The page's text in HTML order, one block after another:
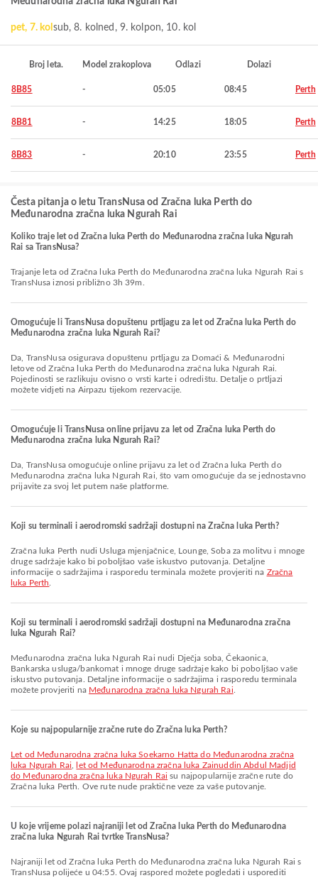
pet, 7. kol sub, 8. kol ned, 9. kol pon, 10. kol
Broj leta. Model zrakoplova Odlazi Dolazi
8B85 - 05:05 08:45 Perth
8B81 - 14:25 18:05 Perth
8B83 - 20:10 23:55 Perth
Česta pitanja o letu TransNusa od Zračna luka Perth do
Međunarodna zračna luka Ngurah Rai
Koliko traje let od Zračna luka Perth do Međunarodna zračna luka Ngurah
Rai sa TransNusa?
Trajanje leta od Zračna luka Perth do Međunarodna zračna luka Ngurah Rai s
TransNusa iznosi približno 3h 39m.
Omogućuje li TransNusa dopuštenu prtljagu za let od Zračna luka Perth do
Međunarodna zračna luka Ngurah Rai?
Da, TransNusa osigurava dopuštenu prtljagu za Domaći & Međunarodni
letove od Zračna luka Perth do Međunarodna zračna luka Ngurah Rai.
Pojedinosti se razlikuju ovisno o vrsti karte i odredištu. Detalje o prtljazi
možete vidjeti na Airpazu tijekom rezervacije.
Omogućuje li TransNusa online prijavu za let od Zračna luka Perth do
Međunarodna zračna luka Ngurah Rai?
Da, TransNusa omogućuje online prijavu za let od Zračna luka Perth do
Međunarodna zračna luka Ngurah Rai, što vam omogućuje da se jednostavno
prijavite za svoj let putem naše platforme.
Koji su terminali i aerodromski sadržaji dostupni na Zračna luka Perth?
Zračna luka Perth nudi Usluga mjenjačnice, Lounge, Soba za molitvu i mnoge
druge sadržaje kako bi poboljšao vaše iskustvo putovanja. Detaljne
informacije o sadržajima i rasporedu terminala možete provjeriti na Zračna
luka Perth
Koji su terminali i aerodromski sadržaji dostupni na Međunarodna zračna
luka Ngurah Rai?
Međunarodna zračna luka Ngurah Rai nudi Dječja soba, Čekaonica,
Bankarska usluga/bankomat i mnoge druge sadržaje kako bi poboljšao vaše
iskustvo putovanja. Detaljne informacije o sadržajima i rasporedu terminala
možete provjeriti na Međunarodna zračna luka Ngurah Rai
Koje su najpopularnije zračne rute do Zračna luka Perth?
let od Međunarodna zračna luka Soekarno Hatta do Međunarodna zračna
luka Ngurah Rai
let od Međunarodna zračna luka Zainuddin Abdul Madjid
do Međunarodna zračna luka Ngurah Rai su najpopularnije zračne rute do
Zračna luka Perth. Ove rute nude praktične veze za vaše putovanje.
U koje vrijeme polazi najraniji let od Zračna luka Perth do Međunarodna
zračna luka Ngurah Rai tvrtke TransNusa?
Najraniji let od Zračna luka Perth do Međunarodna zračna luka Ngurah Rai s
TransNusa polijeće u 04:55. Ovaj raspored možete pogledati i usporediti